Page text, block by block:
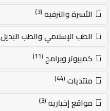
الأسرة والترفيه (3)
الطب الإسلامي والطب البديل
كمبيوتر وبرامج (11)
منتديات (44)
مواقع إخباريه (3)